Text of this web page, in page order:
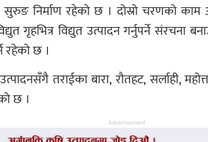
निर्माण रहेको छ । दोस्रो चरणको काम
गृहभित्र विद्युत उत्पादन गर्नुपर्ने संरचना
रहेको छ ।
तराईका बारा, रौतहट, सर्लाही,
छ ।
Advertisement